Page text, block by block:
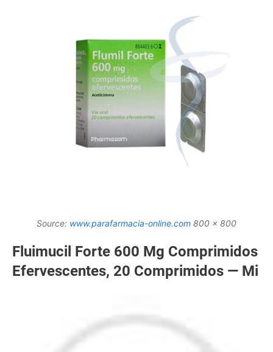
Source: www.parafarmacia-online.com 800 x 800
Fluimucil Forte 600 Mg Comprimidos
Efervescentes, 20 Comprimidos — Mi